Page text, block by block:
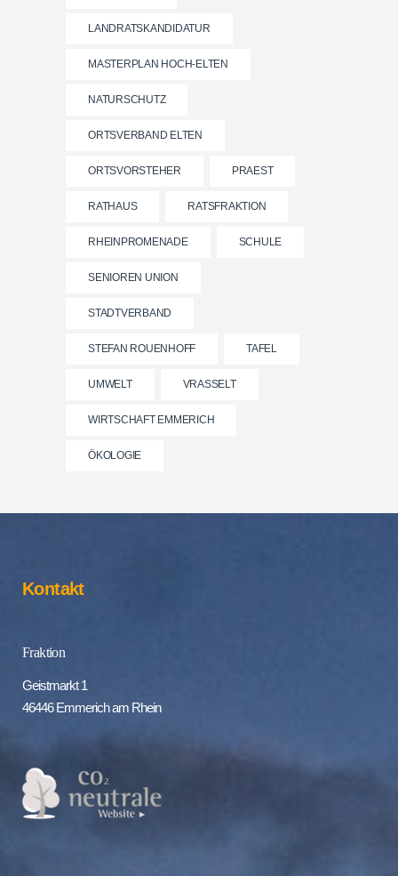
LANDRATSKANDIDATUR
MASTERPLAN HOCH-ELTEN
NATURSCHUTZ
ORTSVERBAND ELTEN
ORTSVORSTEHER PRAEST
RATHAUS RATSFRAKTION
RHEINPROMENADE SCHULE
SENIOREN UNION
STADTVERBAND
STEFAN ROUENHOFF TAFEL
UMWELT VRASSELT
WIRTSCHAFT EMMERICH
ÖKOLOGIE
Kontakt
Fraktion
Geistmarkt 1
46446 Emmerich am Rhein